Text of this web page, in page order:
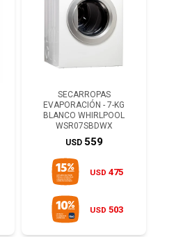
SECARROPAS
EVAPORACIÓN - 7-KG
BLANCO WHIRLPOOL
WSR07SBDWX
USD 559
USD 475
USD 503